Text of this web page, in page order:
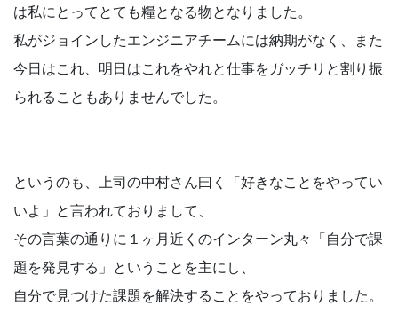
は私にとってとても糧となる物となりました。
私がジョインしたエンジニアチームには納期がなく、また
今日はこれ、明日はこれをやれと仕事をガッチリと割り振
られることもありませんでした。
というのも、上司の中村さん曰く「好きなことをやってい
いよ」と言われておりまして、
その言葉の通りに１ヶ月近くのインターン丸々「自分で課
題を発見する」ということを主にし、
自分で見つけた課題を解決することをやっておりました。